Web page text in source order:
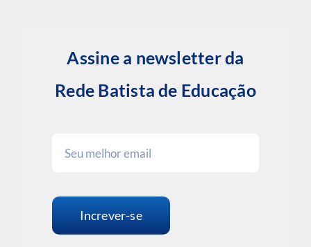
Assine a newsletter da
Rede Batista de Educação
Increver-se